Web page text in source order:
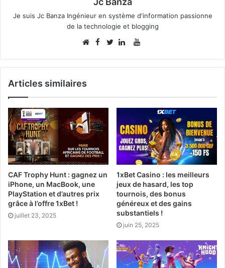
Je suis Jc Banza Ingénieur en système d'information passionne
de la technologie et blogging
FacebookYouTube
Articles similaires
CAF Trophy Hunt : gagnez un
iPhone, un MacBook, une
PlayStation et d’autres prix
grâce à l’offre 1xBet !
juillet 23, 2025
1xBet Casino : les meilleurs
jeux de hasard, les top
tournois, des bonus
généreux et des gains
substantiels !
juin 25, 2025